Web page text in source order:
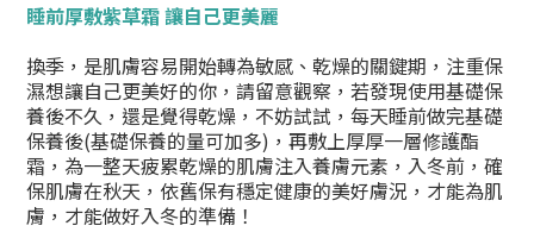
睡前厚敷紫草霜 讓自己更美麗
換季，是肌膚容易開始轉為敏感、乾燥的關鍵期，注重保
濕想讓自己更美好的你，請留意觀察，若發現使用基礎保
養後不久，還是覺得乾燥，不妨試試，每天睡前做完基礎
保養後(基礎保養的量可加多)，再敷上厚厚一層修護酯
霜，為一整天疲累乾燥的肌膚注入養膚元素，入冬前，確
保肌膚在秋天，依舊保有穩定健康的美好膚況，才能為肌
膚，才能做好入冬的準備！